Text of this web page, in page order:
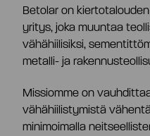
Betolar on
yritys, joka muuntaa
vähähiilisiksi,
metalli- ja
Missiomme on
vähähiilistymistä
minimoimalla